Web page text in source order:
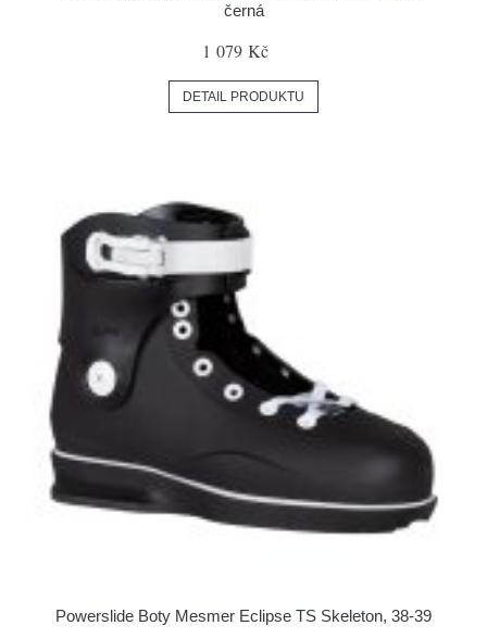
černá
1 079 Kč
DETAIL PRODUKTU
Powerslide Boty Mesmer Eclipse TS Skeleton, 38-39